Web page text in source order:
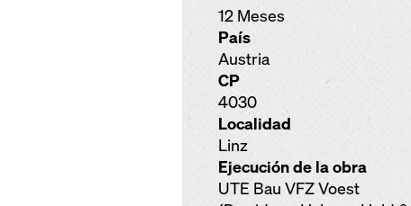
12 Meses
País
Austria
CP
4030
Localidad
Linz
Ejecución de la obra
UTE Bau VFZ Voest